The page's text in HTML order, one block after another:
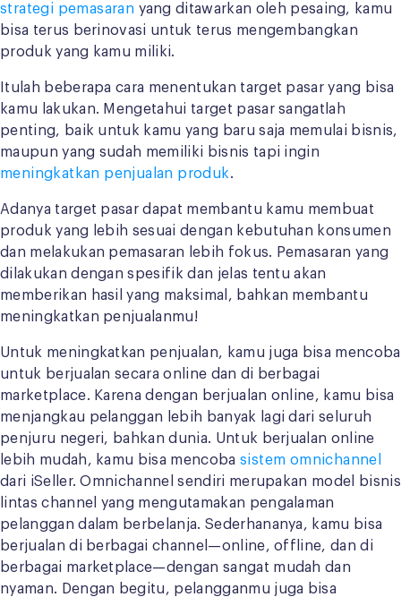
strategi pemasaran yang ditawarkan oleh pesaing, kamu
bisa terus berinovasi untuk terus mengembangkan
produk yang kamu miliki.
Itulah beberapa cara menentukan target pasar yang bisa
kamu lakukan. Mengetahui target pasar sangatlah
penting, baik untuk kamu yang baru saja memulai bisnis,
maupun yang sudah memiliki bisnis tapi ingin
meningkatkan penjualan produk.
Adanya target pasar dapat membantu kamu membuat
produk yang lebih sesuai dengan kebutuhan konsumen
dan melakukan pemasaran lebih fokus. Pemasaran yang
dilakukan dengan spesifik dan jelas tentu akan
memberikan hasil yang maksimal, bahkan membantu
meningkatkan penjualanmu!
Untuk meningkatkan penjualan, kamu juga bisa mencoba
untuk berjualan secara online dan di berbagai
marketplace. Karena dengan berjualan online, kamu bisa
menjangkau pelanggan lebih banyak lagi dari seluruh
penjuru negeri, bahkan dunia. Untuk berjualan online
lebih mudah, kamu bisa mencoba sistem omnichannel
dari iSeller. Omnichannel sendiri merupakan model bisnis
lintas channel yang mengutamakan pengalaman
pelanggan dalam berbelanja. Sederhananya, kamu bisa
berjualan di berbagai channel—online, offline, dan di
berbagai marketplace—dengan sangat mudah dan
nyaman. Dengan begitu, pelangganmu juga bisa